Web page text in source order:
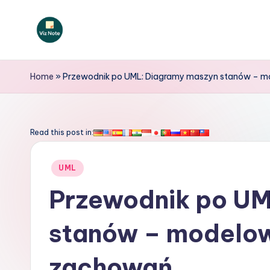
V
iz
o
Home »Przewodnik po UML: Diagramy maszyn stanów –
Read this post in:
Posted
UML
Przewodnik po
stanów –